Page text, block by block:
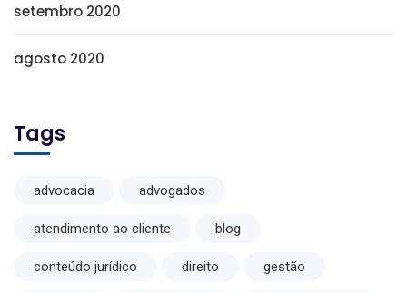
setembro 2020
agosto 2020
Tags
advocacia advogados
atendimento ao cliente blog
conteúdo jurídico direito gestão